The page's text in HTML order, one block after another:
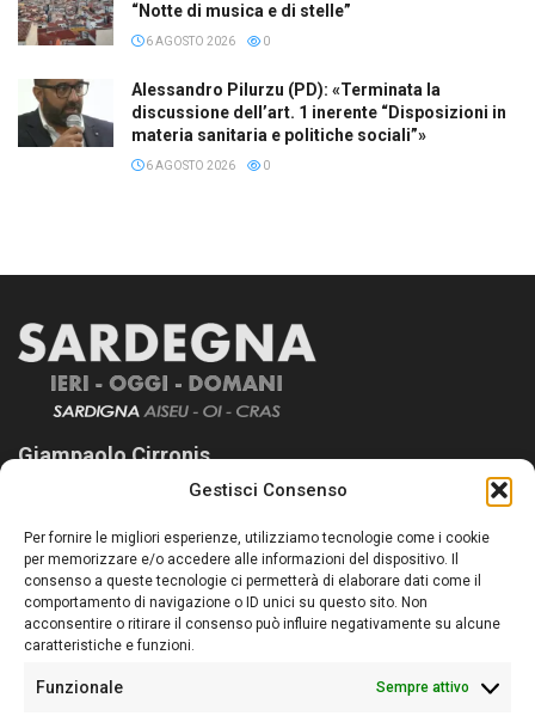
Gestisci Consenso
Per fornire le migliori esperienze, utilizziamo tecnologie come i cookie
per memorizzare e/o accedere alle informazioni del dispositivo. Il
consenso a queste tecnologie ci permetterà di elaborare dati come il
comportamento di navigazione o ID unici su questo sito. Non
acconsentire o ritirare il consenso può influire negativamente su alcune
caratteristiche e funzioni.
Funzionale Sempre attivo
“Notte di musica e di stelle”
6 AGOSTO 2026 0
Alessandro Pilurzu (PD): «Terminata la
discussione dell’art. 1 inerente “Disposizioni in
materia sanitaria e politiche sociali”»
6 AGOSTO 2026 0
Giampaolo Cirronis
Sardegna Ieri-Oggi-Domani nasce per informare “liberamente” i
lettori su quanto accade in Sardegna, con un occhio rivolto al
nostro passato e, soprattutto, al nostro futuro
Follow Us